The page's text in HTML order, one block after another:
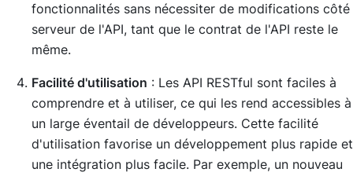
fonctionnalités sans nécessiter de modifications côté
serveur de l'API, tant que le contrat de l'API reste le
même.
Facilité d'utilisation : Les API RESTful sont faciles à
comprendre et à utiliser, ce qui les rend accessibles à
un large éventail de développeurs. Cette facilité
d'utilisation favorise un développement plus rapide et
une intégration plus facile. Par exemple, un nouveau